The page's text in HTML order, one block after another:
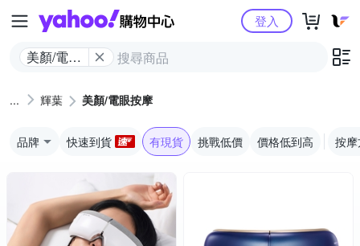
Yahoo購物中心
美顏/電眼
登入
輝葉 美顏/電眼按摩
品牌 快速到貨 有現貨 挑戰低價 價格低到高 按